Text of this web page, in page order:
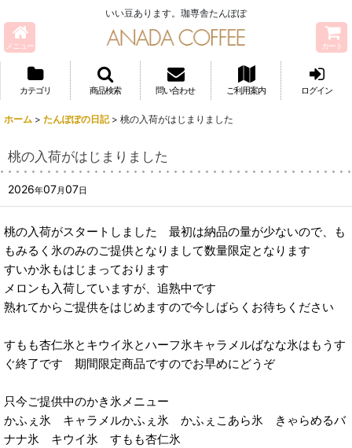
いい豆あります。珈専舎たんぽぽ
メニュー カート
カテゴリ 商品検索 問い合わせ ご利用案内 ログイン
ホーム > たんぽぽの日記 > 桃の入荷がはじまりました
桃の入荷がはじまりました
2026年07月07日
桃の入荷がスタートしました 最初は納品の量が少ないので、も
もみるく氷のみのご提供となりまして数量限定となります
すいか氷もはじまっております
メロンも入荷していますが、追熟中です
熟れてからご提供をはじめますので今しばらくお待ちください
すもも杏仁氷とキウイ氷とハーフ氷キャラメルばなな氷はもうす
ぐ終了です 期間限定商品ですのでお早めにどうぞ
只今ご提供中のかき氷メニュー
かふぇ氷 キャラメルかふぇ氷 かふぇこあら氷 きゃらめるバ
ナナ氷 キウイ氷 すもも杏仁氷